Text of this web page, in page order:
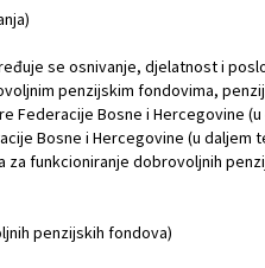
se osnivanje, djelatnost i
penzijskim fondovima,
Federacije Bosne i Hercegovine
Bosne i Hercegovine (u daljem
za funkcioniranje dobrovoljnih
penzijskih fondova)